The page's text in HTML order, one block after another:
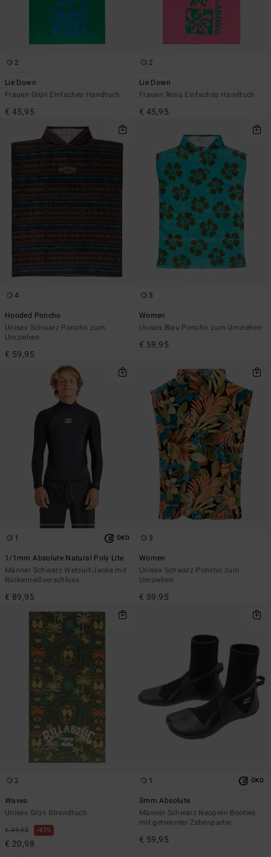
2
Lie Down
Frauen Grün Einfaches Handtuch
€ 45,95
2
Lie Down
Frauen Rosa Einfaches Handtuch
€ 45,95
4
Hooded Poncho
Unisex Schwarz Poncho zum
Umziehen
€ 59,95
3
Women
Unisex Blau Poncho zum Umziehen
€ 59,95
1 ÖKO
1/1mm Absolute Natural Poly Lite
Männer Schwarz Wetsuit-Jacke mit
Rückenreißverschluss
€ 89,95
3
Women
Unisex Schwarz Poncho zum
Umziehen
€ 59,95
2
Waves
Unisex Grün Strandtuch
€ 39,95 47%
€ 20,98
1 ÖKO
3mm Absolute
Männer Schwarz Neopren-Booties
mit getrennter Zehenpartie
€ 59,95